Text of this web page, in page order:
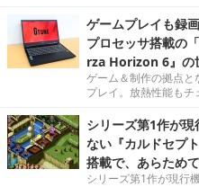
ゲームプレイも録
プロセッサ搭載の
rza Horizon 6』の
ゲーム＆制作の拠点と
プレイ。放熱性能もチ
シリーズ第1作が
ない『カルドセプ
搭載で、あらため
シリーズ第1作が現行